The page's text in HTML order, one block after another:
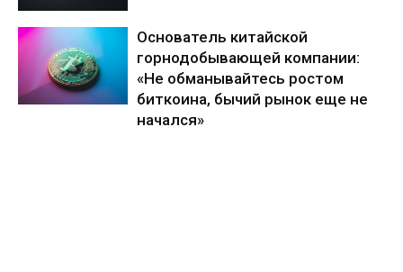
Основатель китайской
горнодобывающей компании:
«Не обманывайтесь ростом
биткоина, бычий рынок еще не
начался»